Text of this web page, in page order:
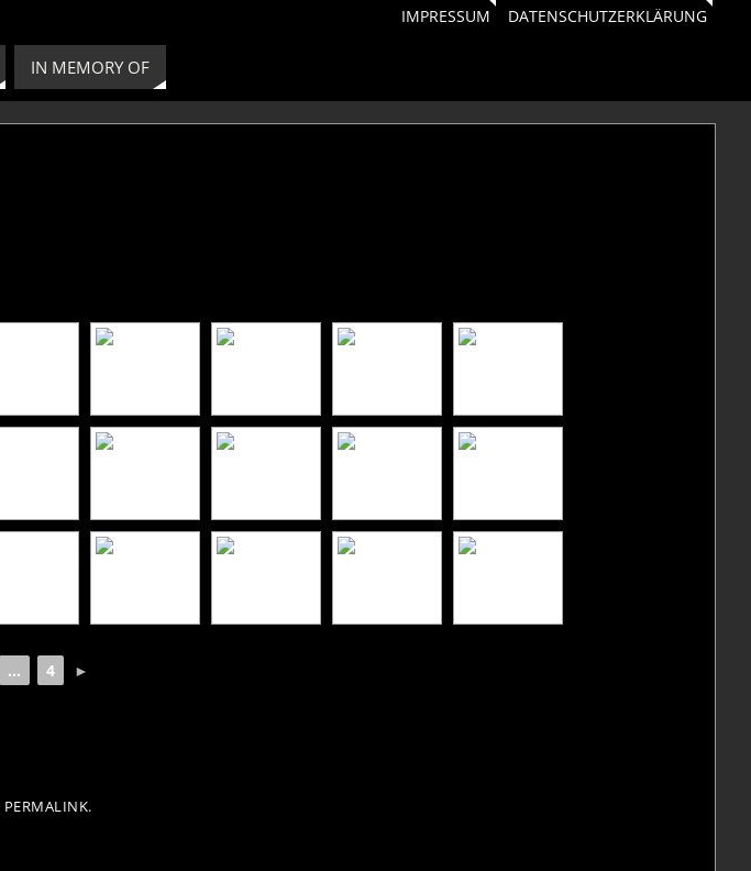
IMPRESSUM DATENSCHUTZERKLÄRUNG
IN MEMORY OF
... 4 ►
PERMALINK.